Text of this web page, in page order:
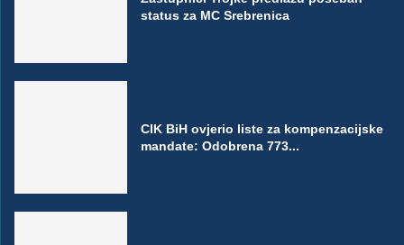
status za MC Srebrenica
CIK BiH ovjerio liste za kompenzacijske
mandate: Odobrena 773...